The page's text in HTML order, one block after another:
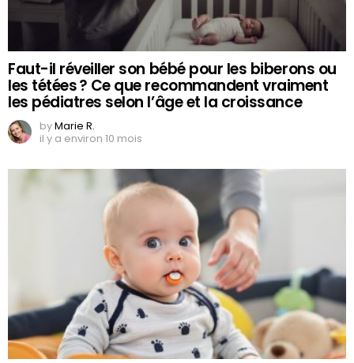
Faut-il réveiller son bébé pour les biberons ou
les tétées ? Ce que recommandent vraiment
les pédiatres selon l’âge et la croissance
byMarie R.
il y a environ 10 mois